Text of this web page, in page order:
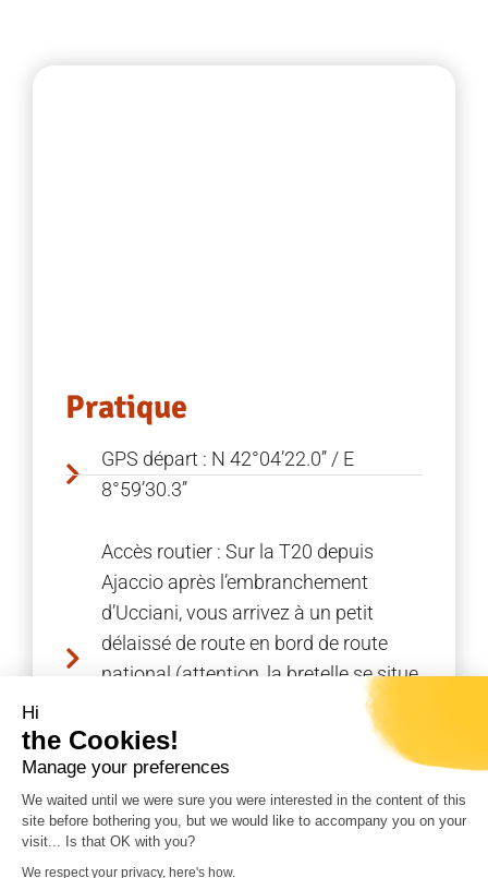
Hi
the Cookies!
Manage your preferences
We waited until we were sure you were interested in the content of this
site before bothering you, but we would like to accompany you on your
visit... Is that OK with you?
We respect your privacy, here's how.
Pratique
GPS départ : N 42°04’22.0’’ / E
8°59’30.3’’
Accès routier : Sur la T20 depuis
Ajaccio après l’embranchement
d’Ucciani, vous arrivez à un petit
délaissé de route en bord de route
national (attention, la bretelle se situe
à la sortie d’un virage, soyez vigilant
une fois passée la rivière « U
Lamaghju »).